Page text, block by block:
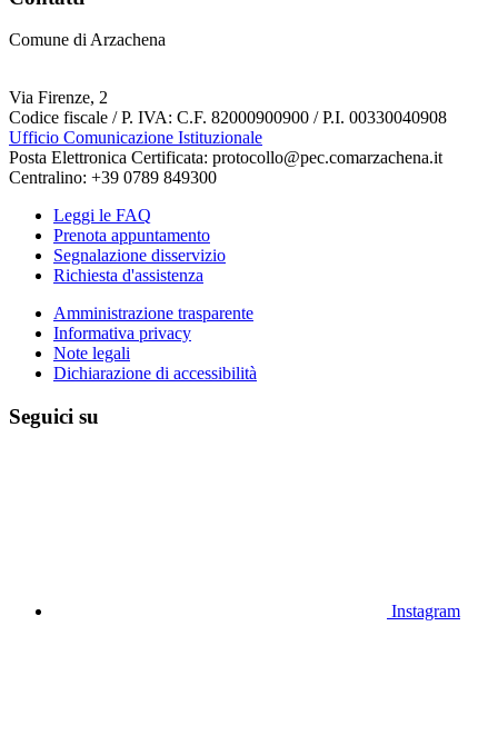
Comune di Arzachena
Via Firenze, 2
Codice fiscale / P. IVA: C.F. 82000900900 / P.I. 00330040908
Ufficio Comunicazione Istituzionale
Posta Elettronica Certificata: protocollo@pec.comarzachena.it
Centralino: +39 0789 849300
Leggi le FAQ
Prenota appuntamento
Segnalazione disservizio
Richiesta d'assistenza
Amministrazione trasparente
Informativa privacy
Note legali
Dichiarazione di accessibilità
Seguici su
Instagram